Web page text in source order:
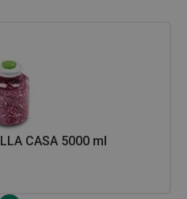
CASA 5000 ml